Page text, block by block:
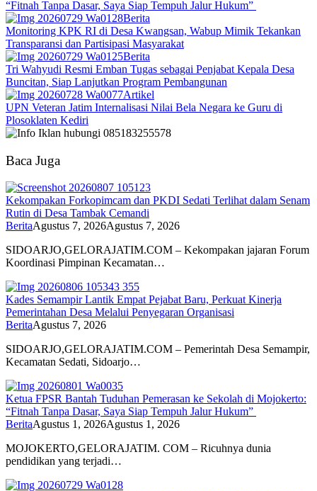
“Fitnah Tanpa Dasar, Saya Siap Tempuh Jalur Hukum”
Berita
Monitoring KPK RI di Desa Kwangsan, Wabup Mimik Tekankan
Transparansi dan Partisipasi Masyarakat
Berita
Tri Wahyudi Resmi Emban Tugas sebagai Penjabat Kepala Desa
Buncitan, Siap Lanjutkan Program Pembangunan
Artikel
UPN Veteran Jatim Internalisasi Nilai Bela Negara ke Guru di
Plosoklaten Kediri
Baca Juga
Kekompakan Forkopimcam dan PKDI Sedati Terlihat dalam Senam
Rutin di Desa Tambak Cemandi
BeritaAgustus 7, 2026Agustus 7, 2026
SIDOARJO,GELORAJATIM.COM – Kekompakan jajaran Forum
Koordinasi Pimpinan Kecamatan…
Kades Semampir Lantik Empat Pejabat Baru, Perkuat Kinerja
Pemerintahan Desa Melalui Penyegaran Organisasi
BeritaAgustus 7, 2026
SIDOARJO,GELORAJATIM.COM – Pemerintah Desa Semampir,
Kecamatan Sedati, Sidoarjo…
Ketua FPSR Bantah Tuduhan Pemerasan ke Sekolah di Mojokerto:
“Fitnah Tanpa Dasar, Saya Siap Tempuh Jalur Hukum”
BeritaAgustus 1, 2026Agustus 1, 2026
MOJOKERTO,GELORAJATIM. COM – Ricuhnya dunia
pendidikan yang terjadi…